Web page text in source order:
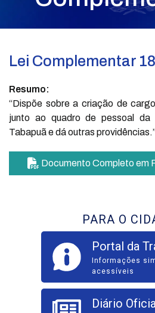
Lei Complementar
Resumo:
“Dispõe sobre a criação de
junto ao quadro de pessoal da
Tabapuã e dá outras
Documento Completo em
PARA O
Portal da
Informações
acessíveis
Diário